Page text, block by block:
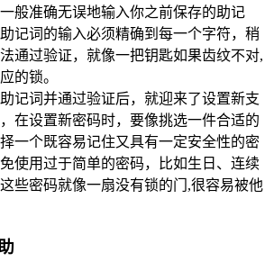
般准确无误地输入你之前保存的助记
记词的输入必须精确到每一个字符，稍
通过验证，就像一把钥匙如果齿纹不对,
的锁。
记词并通过验证后，就迎来了设置新支
在设置新密码时，要像挑选一件合适的
一个既容易记住又具有一定安全性的密
使用过于简单的密码，比如生日、连续
些密码就像一扇没有锁的门,很容易被他